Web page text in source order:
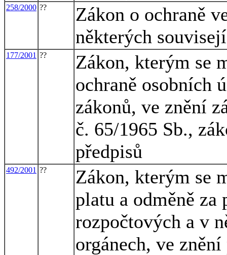
258/2000 ??
Zákon o ochraně
některých
177/2001 ??
Zákon, kterým se
ochraně osobních
zákonů, ve znění
č. 65/1965 Sb.,
předpisů
492/2001 ??
Zákon, kterým se
platu a odměně
rozpočtových a v
orgánech, ve